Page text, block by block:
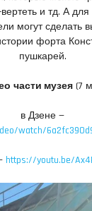
вертеть и тд. А
могут сделать
форта
пушкарей.
части музея(7
в Дзене —
watch/
https://youtu.be/